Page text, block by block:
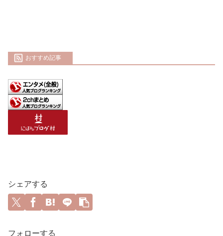
おすすめ記事
シェアする
フォローする